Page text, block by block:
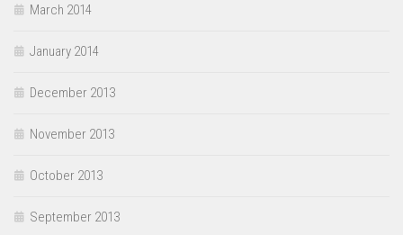
March 2014
January 2014
December 2013
November 2013
October 2013
September 2013